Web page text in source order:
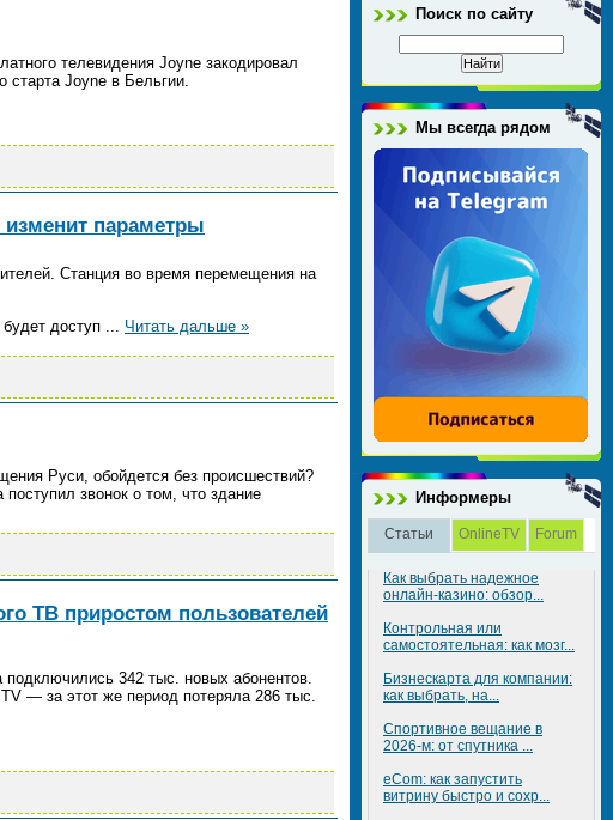
телевидения Joyne закодировал
старта Joyne в Бельгии.
изменит параметры
Станция во время перемещения на
доступ ... Читать дальше »
Руси, обойдется без происшествий?
звонок о том, что здание
ТВ приростом пользователей
подключились 342 тыс. новых абонентов.
— за этот же период потеряла 286 тыс.
Поиск по сайту
Мы всегда рядом
Информеры
Статьи OnlineTV Forum
Как выбрать надежное
онлайн-казино: обзор...
Контрольная или
самостоятельная: как мозг...
Бизнескарта для компании:
как выбрать, на...
Спортивное вещание в
2026-м: от спутника ...
eCom: как запустить
витрину быстро и сохр...